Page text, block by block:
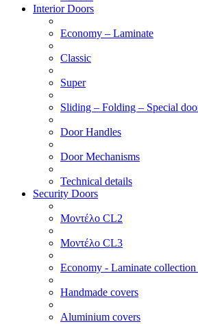
Interior Doors
Economy – Laminate
Classic
Super
Sliding – Folding – Special
Door Handles
Door Mechanisms
Technical details
Security Doors
Μοντέλο CL2
Μοντέλο CL3
Economy - Laminate collection
Handmade covers
Aluminium covers